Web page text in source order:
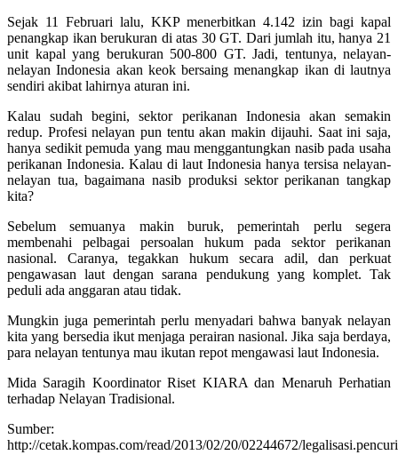
Sejak 11 Februari lalu, KKP menerbitkan 4.142 izin bagi kapal
penangkap ikan berukuran di atas 30 GT. Dari jumlah itu, hanya 21
unit kapal yang berukuran 500-800 GT. Jadi, tentunya, nelayan-
nelayan Indonesia akan keok bersaing menangkap ikan di lautnya
sendiri akibat lahirnya aturan ini.
Kalau sudah begini, sektor perikanan Indonesia akan semakin
redup. Profesi nelayan pun tentu akan makin dijauhi. Saat ini saja,
hanya sedikit pemuda yang mau menggantungkan nasib pada usaha
perikanan Indonesia. Kalau di laut Indonesia hanya tersisa nelayan-
nelayan tua, bagaimana nasib produksi sektor perikanan tangkap
kita?
Sebelum semuanya makin buruk, pemerintah perlu segera
membenahi pelbagai persoalan hukum pada sektor perikanan
nasional. Caranya, tegakkan hukum secara adil, dan perkuat
pengawasan laut dengan sarana pendukung yang komplet. Tak
peduli ada anggaran atau tidak.
Mungkin juga pemerintah perlu menyadari bahwa banyak nelayan
kita yang bersedia ikut menjaga perairan nasional. Jika saja berdaya,
para nelayan tentunya mau ikutan repot mengawasi laut Indonesia.
Mida Saragih Koordinator Riset KIARA dan Menaruh Perhatian
terhadap Nelayan Tradisional.
Sumber:
http://cetak.kompas.com/read/2013/02/20/02244672/